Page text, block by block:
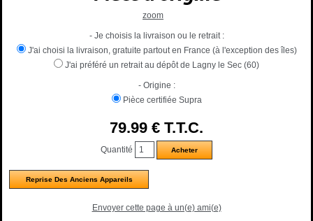
zoom
- Je choisis la livraison ou le retrait :
J'ai choisi la livraison, gratuite partout en France (à l'exception des îles)
J'ai préféré un retrait au dépôt de Lagny le Sec (60)
- Origine :
Pièce certifiée Supra
79.99 € T.T.C.
Quantité
Reprise Des Anciens Appareils
Envoyer cette page à un(e) ami(e)